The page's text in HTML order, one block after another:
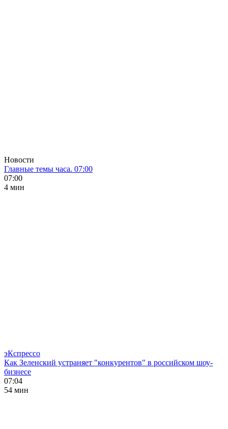
Новости
Главные темы часа. 07:00
07:00
4 мин
эКспрессо
Как Зеленский устраняет "конкурентов" в российском шоу-
бизнесе
07:04
54 мин